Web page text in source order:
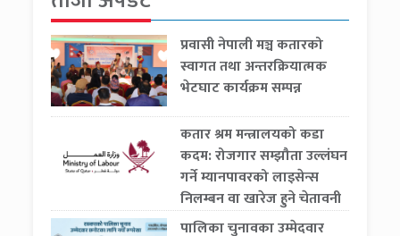
प्रवासी नेपाली मञ्च कतारको
स्वागत तथा अन्तरक्रियात्मक
भेटघाट कार्यक्रम सम्पन्न
कतार श्रम मन्त्रालयको कडा
कदम: रोजगार सम्झौता उल्लंघन
गर्ने म्यानपावरको लाइसेन्स
निलम्बन वा खारेज हुने चेतावनी
पालिका चुनावका उम्मेदवार